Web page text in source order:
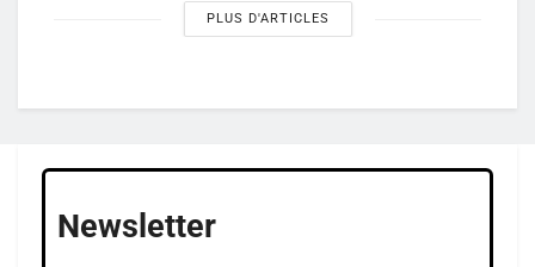
PLUS D'ARTICLES
Newsletter